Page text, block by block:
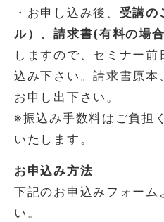
・お申し込み後、 受講の
ル）、請求書(有料の場
しますので、セミナー
込み下さい。請求書原本
お申し出下さい。
※振込み手数料はご負担
いたします。
お申込み方法
下記のお申込みフォーム
い。